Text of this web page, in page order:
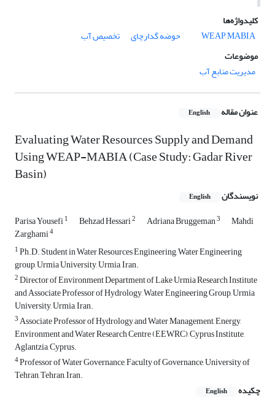
کلیدواژه‌ها
WEAPMABIA حوضه گدارچای
تخصیص آب
موضوعات
مدیریت منابع آب
عنوان مقاله English
Evaluating Water Resources Supply and Demand
Using WEAP-MABIA (Case Study: Gadar River
Basin)
نویسندگان English
Parisa Yousefi1 Behzad Hessari2 Adriana Bruggeman3 Mahdi
Zarghami4
1Ph.D. Student in Water Resources Engineering, Water Engineering
group, Urmia University, Urmia, Iran.
2Director of Environment Department of Lake Urmia Research Institute
and Associate Professor of Hydrology, Water Engineering Group, Urmia
University, Urmia, Iran.
3Associate Professor of Hydrology and Water Management, Energy,
Environment and Water Research Centre (EEWRC), Cyprus Institute,
Aglantzia, Cyprus.
4Professor of Water Governance, Faculty of Governance, University of
Tehran, Tehran, Iran.
چکیده
English